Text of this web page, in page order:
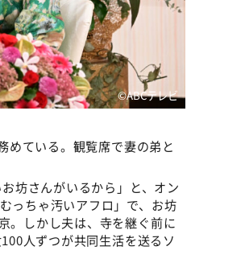
©ABCテレビ
めている。観覧席で妻の弟と
坊さんがいるから」と、オン
っちゃ汚いアフロ」で、お坊
。しかし夫は、寺を継ぐ前に
人ずつが共同生活を送るソ